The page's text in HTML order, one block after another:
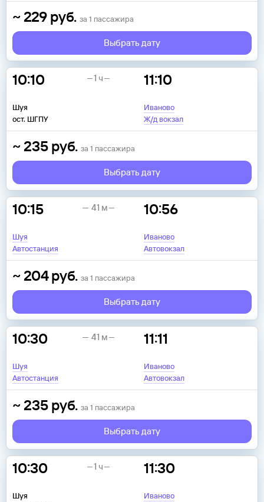
~ 229 руб. за 1 пассажира
Выбрать дату
10:10
Шуя
ост. ШГПУ
11:10
Иваново
Ж/д вокзал
1 ч
~ 235 руб. за 1 пассажира
Выбрать дату
10:15
Шуя
Автостанция
10:56
Иваново
Автовокзал
41 м
~ 204 руб. за 1 пассажира
Выбрать дату
10:30
Шуя
Автостанция
11:11
Иваново
Автовокзал
41 м
~ 235 руб. за 1 пассажира
Выбрать дату
10:30
Шуя
11:30
Иваново
1 ч